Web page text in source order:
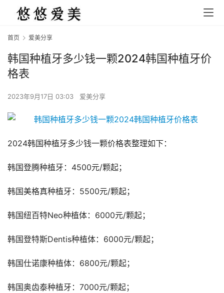
首页 爱美分享
韩国种植牙多少钱一颗2024韩国种植牙价
格表
2023年9月17日 03:03 爱美分享
2024韩国种植牙多少钱一颗价格表整理如下：
韩国登腾种植牙：4500元/颗起；
韩国美格真种植牙：5500元/颗起；
韩国纽百特Neo种植体：6000元/颗起；
韩国登特斯Dentis种植体：6000元/颗起；
韩国仕诺康种植体：6800元/颗起；
韩国奥齿泰种植牙：7000元/颗起；